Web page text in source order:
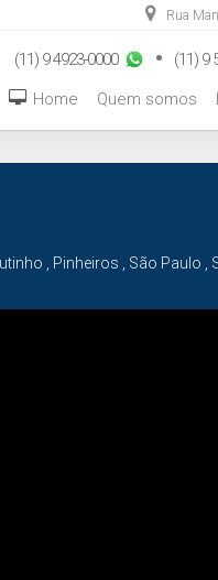
Rua
(11) 9 4923-0000 (11) 9
Quem somos
Home
Pinheiros São Paulo